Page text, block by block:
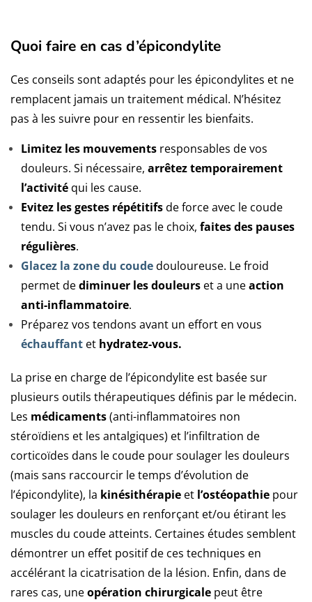
Quoi faire en cas d’épicondylite
Ces conseils sont adaptés pour les épicondylites et ne
remplacent jamais un traitement médical. N’hésitez
pas à les suivre pour en ressentir les bienfaits.
Limitez les mouvements responsables de vos
douleurs. Si nécessaire, arrêteztemporairement
l’activité qui les cause.
Evitez les gestes répétitifsde force avec le coude
tendu. Si vous n’avez pas le choix, faites des pauses
régulières.
Glacez la zone du coudedouloureuse. Le froid
permet dediminuer les douleurs et a uneaction
anti-inflammatoire.
Préparez vos tendons avant un effort en vous
échauffant et hydratez-vous.
La prise en charge de l’épicondylite est basée sur
plusieurs outils thérapeutiques définis par le médecin.
Les médicaments(anti-inflammatoires non
stéroïdiens et les antalgiques) et l’infiltration de
corticoïdes dans le coude pour soulager les douleurs
(mais sans raccourcir le temps d’évolution de
l’épicondylite), la kinésithérapie et l’ostéopathie pour
soulager les douleurs en renforçant et/ou étirant les
muscles du coude atteints. Certaines études semblent
démontrer un effet positif de ces techniques en
accélérant la cicatrisation de la lésion. Enfin, dans de
rares cas, uneopération chirurgicale peut être